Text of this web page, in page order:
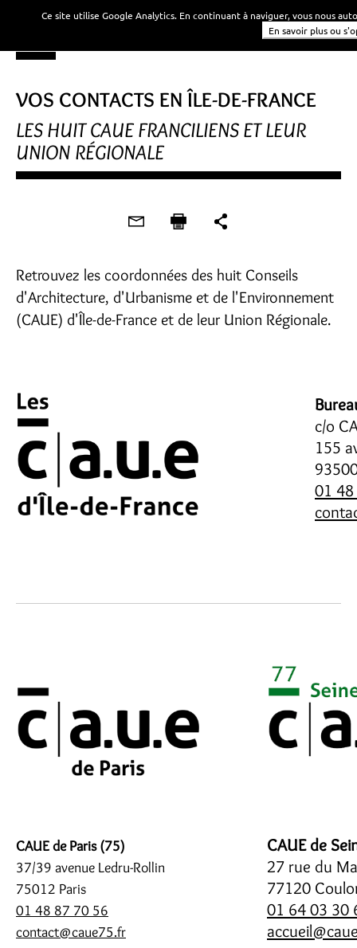
VOS CONTACTS EN ÎLE-DE-FRANCE
LES HUIT CAUE FRANCILIENS ET LEUR
UNION RÉGIONALE
Retrouvez les coordonnées des huit Conseils
d'Architecture, d'Urbanisme et de l'Environnement
(CAUE) d'Île-de-France et de leur Union Régionale.
c/o
155
01
CAUE de Paris (75)
37/39 avenue Ledru-Rollin
75012 Paris
01 48 87 70 56
contact@caue75.fr
CAUE de
27 rue du
77120
01 64 03 30
Ce site utilise Google Analytics. En continuant à naviguer, vous nous
En savoir plus ou